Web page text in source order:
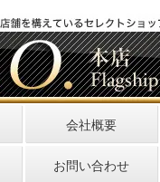
会社概要
お問い合わせ